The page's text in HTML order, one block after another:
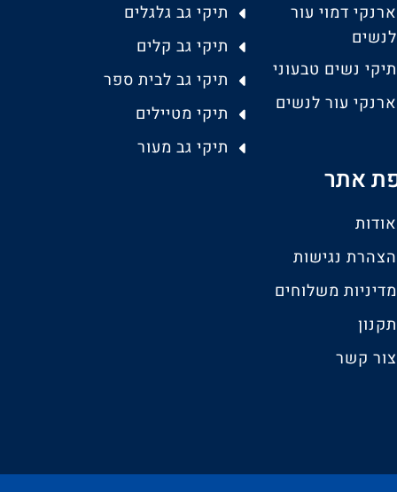
ארנקי דמוי עור
לנשים
תיקי נשים טבעוני
ארנקי עור לנשים
תיקי גב גלגלים
תיקי גב קלים
תיקי גב לבית ספר
תיקי מטיילים
תיקי גב מעור
אתר
אודות
הצהרת נגישות
מדיניות משלוחים
תקנון
צור קשר